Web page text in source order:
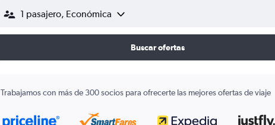
1 pasajero, Económica
Buscar ofertas
Trabajamos con más de 300 socios para ofrecerte las mejores ofertas de viaje